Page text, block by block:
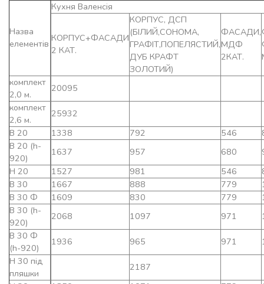
Назва
елементів
Кухня Валенсія
КОРПУС+ФАСАДИ
2 КАТ.
КОРПУС, ДСП
(БІЛИЙ,СОНОМА,
ГРАФІТ,ПОПЕЛЯСТИЙ,
ДУБ КРАФТ
ЗОЛОТИЙ)
ФАСАДИ,
МДФ
2КАТ.
комплект
2,0 м.
20095
комплект
2,6 м.
25932
В 20
1338 792 546
В 20 (h-
920)
1637 957 680
Н 20
1527 981 546
В 30
1667 888 779
В 30 Ф
1609 830 779
В 30 (h-
920)
2068 1097 971
В 30 Ф
(h-920)
1936 965 971
Н 30 під
пляшки
2187